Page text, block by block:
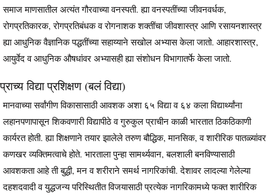
समाज माणसातील अत्यंत गौरवाच्या वनस्पती. ह्या वनस्पतींच्या जीवनवर्धक,
रोगप्रतिकारक, रोगप्रतिबंधक व रोगनाशक शक्तींचा जीवशास्त्र आणि रसायनशास्त्र
ह्या आधुनिक वैज्ञानिक पद्धतींच्या सहाय्याने सखोल अभ्यास केला जातो. आहारशास्त्र,
आयुर्वेद व आधुनिक औषधांवर अभ्यासही ह्या संशोधन विभागातर्फे केला जातो.
प्राच्य विद्या प्रशिक्षण (बलं विद्या)
मानवाच्या सर्वांगीण विकासासाठी आवशक अशा ६५ विद्या व ६४ कला विद्यार्थ्यांना
लहानपणापासून शिकवणारी विद्यापीठे व गुरुकुल प्राचीन काळी भारतात ठिकठिकाणी
कार्यरत होती. ह्या शिक्षणाने तयार झालेले तरुण बौद्धिक, मानसिक, व शारीरिक पातळ्यांवर
कणखर व्यक्तिमत्वाचे होते. भारताला पुन्हा सामर्थ्यवान, बलशाली बनविण्यासाठी
आवशकता आहे ती बुद्धी, मन व शरीराने समर्थ नागरिकांची. देशावर लादल्या गेलेल्या
दहशदवादी व युद्धजन्य परिस्थितीत विजयासाठी प्रत्येक नागरिकामध्ये फक्त शारीरिक